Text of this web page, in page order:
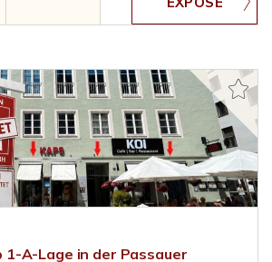
A-Lage in der Passauer